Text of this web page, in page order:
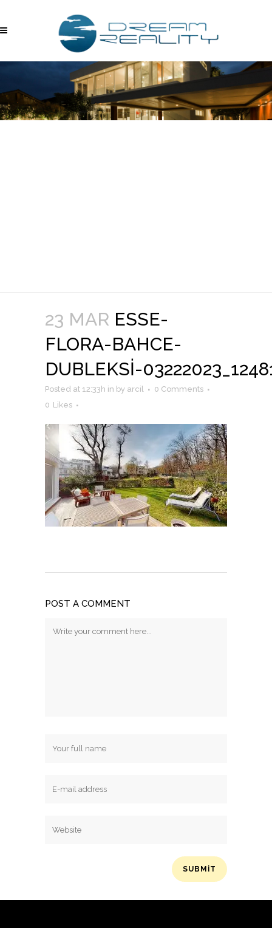
23 MAR ESSE-
FLORA-BAHCE-
DUBLEKSI-
Posted at 12:33h in by arcil
0 Comments
0 Likes
POST A COMMENT